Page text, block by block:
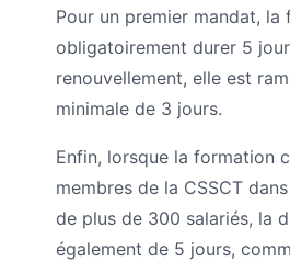
Pour un premier mandat,
obligatoirement durer 5
renouvellement, elle est
minimale de 3 jours.
Enfin, lorsque la formation
membres de la CSSCT
de plus de 300 salariés, la
également de 5 jours,